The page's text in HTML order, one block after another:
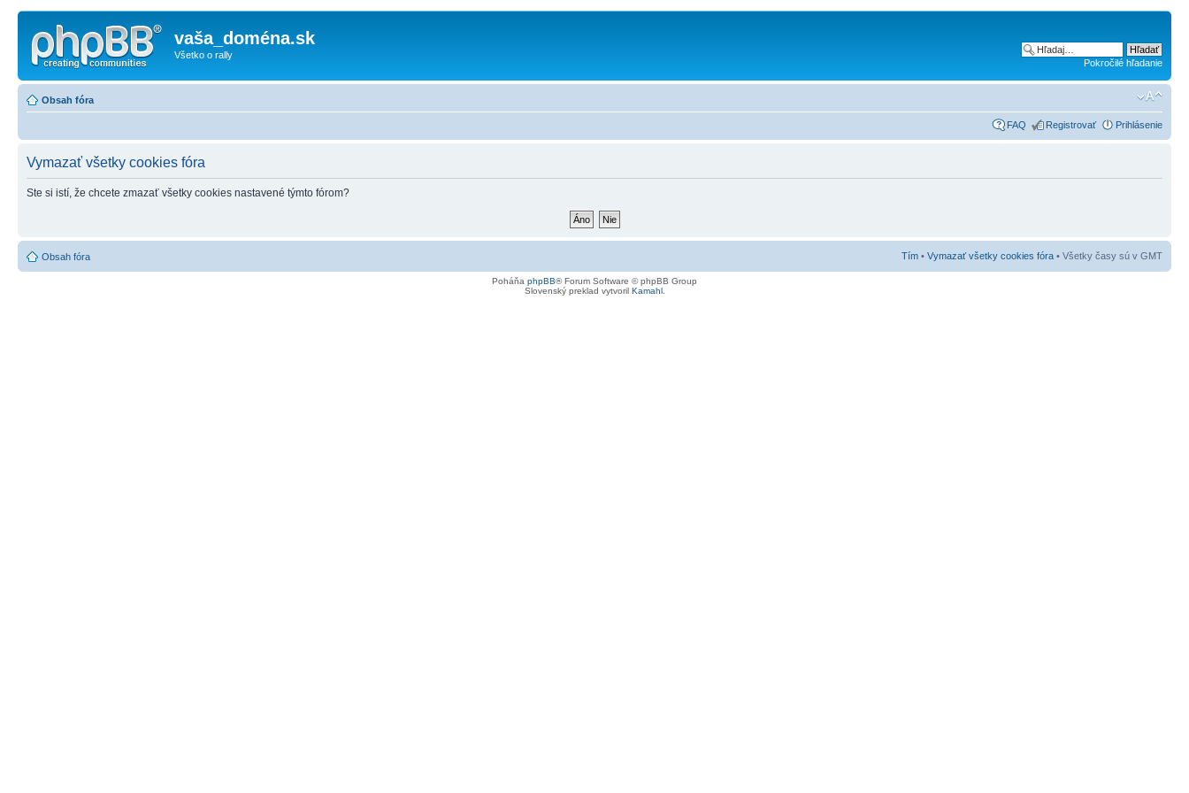
vaša_doména.sk
Všetko o rally
Pokročilé hľadanie
Obsah fóra
FAQ Registrovať Prihlásenie
Vymazať všetky cookies fóra
Ste si istí, že chcete zmazať všetky cookies nastavené týmto fórom?
Obsah fóra Tím • Vymazať všetky cookies fóra • Všetky časy sú v GMT
Poháňa phpBB® Forum Software © phpBB Group
Slovenský preklad vytvoril Kamahl.